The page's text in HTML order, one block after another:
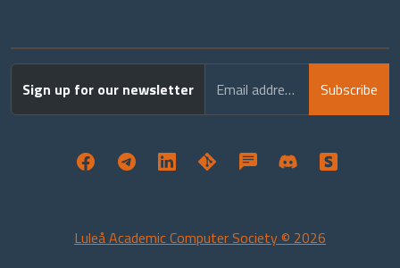
Sign up for our newsletter Email address Subscribe
Luleå Academic Computer Society © 2026